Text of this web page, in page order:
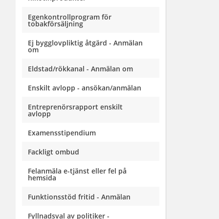
Egenkontrollprogram för
tobakförsäljning
Ej bygglovpliktig åtgärd - Anmälan
om
Eldstad/rökkanal - Anmälan om
Enskilt avlopp - ansökan/anmälan
Entreprenörsrapport enskilt
avlopp
Examensstipendium
Fackligt ombud
Felanmäla e-tjänst eller fel på
hemsida
Funktionsstöd fritid - Anmälan
Fyllnadsval av politiker -